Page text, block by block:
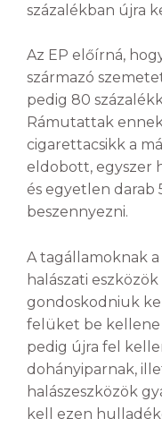
százalékban újra
Az EP előírná,
származó
pedig 80
Rámutattak
cigarettacsikk a
eldobott, egyszer
és egyetlen darab
beszennyezni.
A tagállamoknak
halászati
gondoskodniuk
felüket be kellene
pedig újra fel
dohányiparnak,
halászeszközök
kell ezen